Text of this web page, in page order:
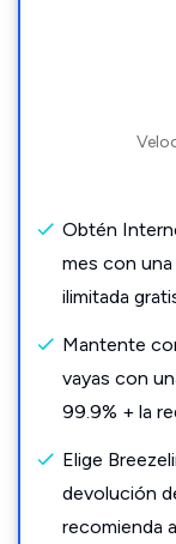
Obtén
mes con
ilimitada
Mantente
vayas con
99.9% + la
Elige
devolución
recomienda